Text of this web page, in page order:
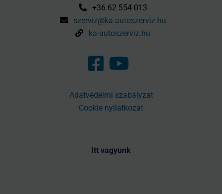
+36 62 554 013
szerviz@ka-autoszerviz.hu
ka-autoszerviz.hu
Adatvédelmi szabályzat
Cookie nyilatkozat
Itt vagyunk